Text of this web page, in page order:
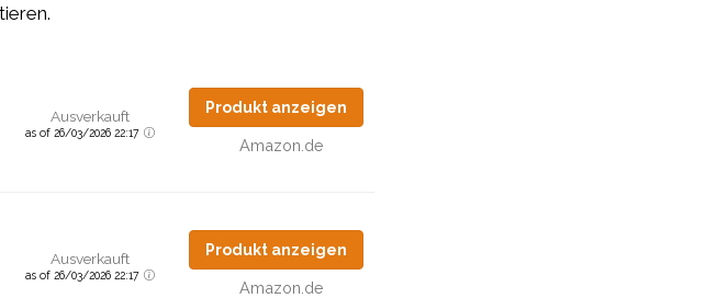
Ausverkauft
as of 26/03/2026 22:17
Produkt anzeigen
Amazon.de
Ausverkauft
as of 26/03/2026 22:17
Produkt anzeigen
Amazon.de